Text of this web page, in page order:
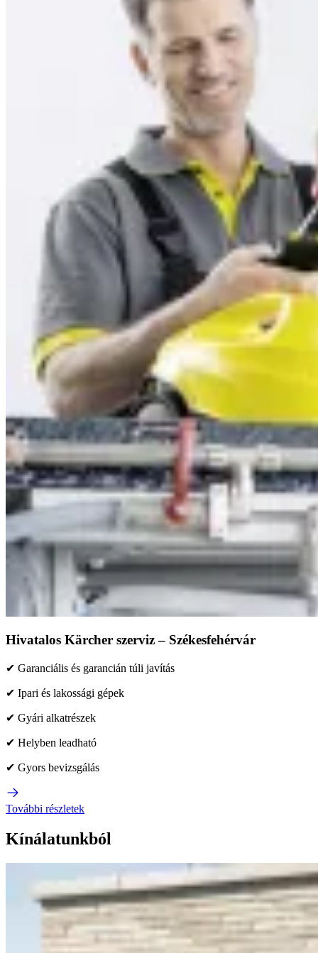
Hivatalos Kärcher szerviz – Székesfehérvár
✔ Garanciális és garancián túli javítás
✔ Ipari és lakossági gépek
✔ Gyári alkatrészek
✔ Helyben leadható
✔ Gyors bevizsgálás
További részletek
Kínálatunkból